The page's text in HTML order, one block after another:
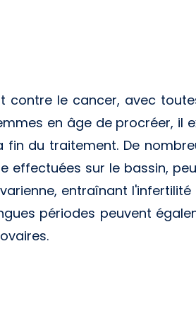
contre le cancer, avec
en âge de procréer, il
du traitement. De
effectuées sur le bassin,
entraînant l'infertilité
périodes peuvent